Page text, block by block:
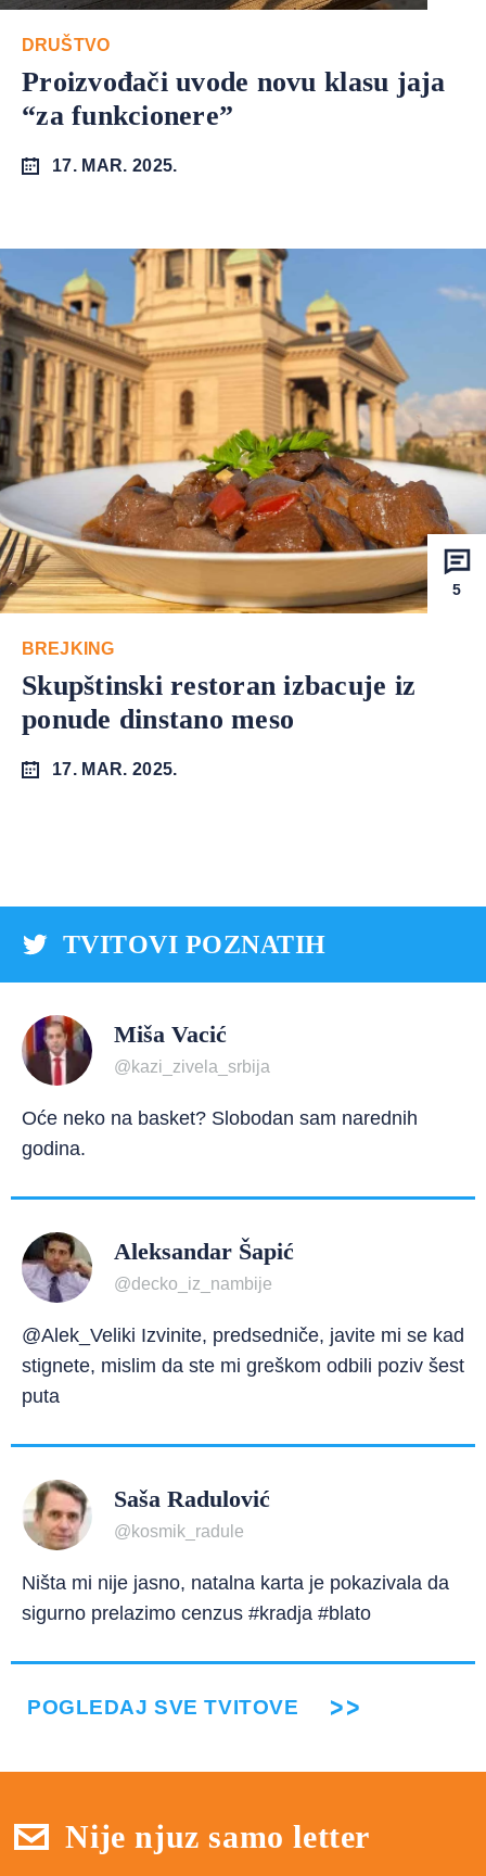
DRUŠTVO
Proizvođači uvode novu klasu jaja
“za funkcionere”
17. MAR. 2025.
5
BREJKING
Skupštinski restoran izbacuje iz
ponude dinstano meso
17. MAR. 2025.
TVITOVI POZNATIH
Miša Vacić
@kazi_zivela_srbija
Oće neko na basket? Slobodan sam narednih
godina.
Aleksandar Šapić
@decko_iz_nambije
@Alek_Veliki Izvinite, predsedniče, javite mi se kad
stignete, mislim da ste mi greškom odbili poziv šest
puta
Saša Radulović
@kosmik_radule
Ništa mi nije jasno, natalna karta je pokazivala da
sigurno prelazimo cenzus #kradja #blato
POGLEDAJ SVE TVITOVE
Nije njuz samo letter